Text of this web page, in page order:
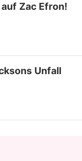
Zac Efron!
Unfall